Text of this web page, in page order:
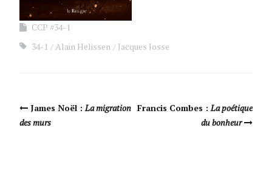
CCP #34-1
34-1
Alain Helissen Jacques Josse
Navigation Article
James Noël : La migration
des murs
Francis Combes : La poétique
du bonheur